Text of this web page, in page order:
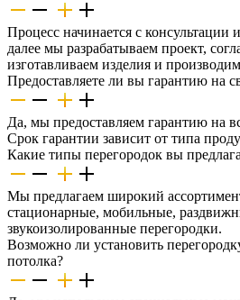
Процесс начинается с консультации
далее мы разрабатываем проект,
изготавливаем изделия и
Предоставляете ли вы гарантию на
Да, мы предоставляем гарантию на
Срок гарантии зависит от типа
Какие типы перегородок вы
Мы предлагаем широкий
стационарные, мобильные,
звукоизолированные перегородки.
Возможно ли установить
потолка?